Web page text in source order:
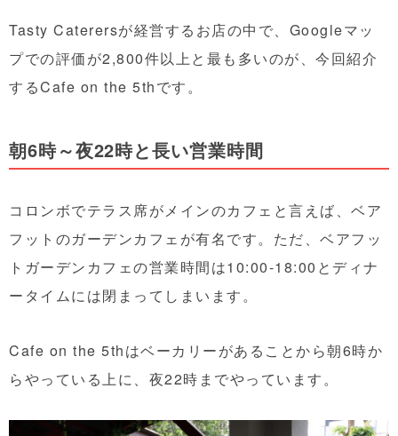
Tasty Caterersが経営するお店の中で、Googleマッ
プでの評価が2,800件以上と最も多いのが、今回紹介
するCafe on the 5thです。
朝6時～夜22時と長い営業時間
コロンボでテラス席がメインのカフェと言えば、ベア
フットのガーデンカフェが有名です。ただ、ベアフッ
トガーデンカフェの営業時間は10:00-18:00とディナ
ータイムには閉まってしまいます。
Cafe on the 5thはベーカリーがあることから朝6時か
らやっている上に、夜22時までやっています。